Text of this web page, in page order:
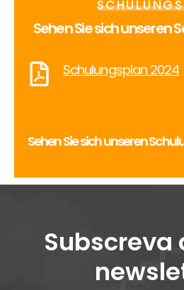
Sehen Sie sich unseren
Schulungsplan 2024
Sehen Sie sich unseren
Subscreva